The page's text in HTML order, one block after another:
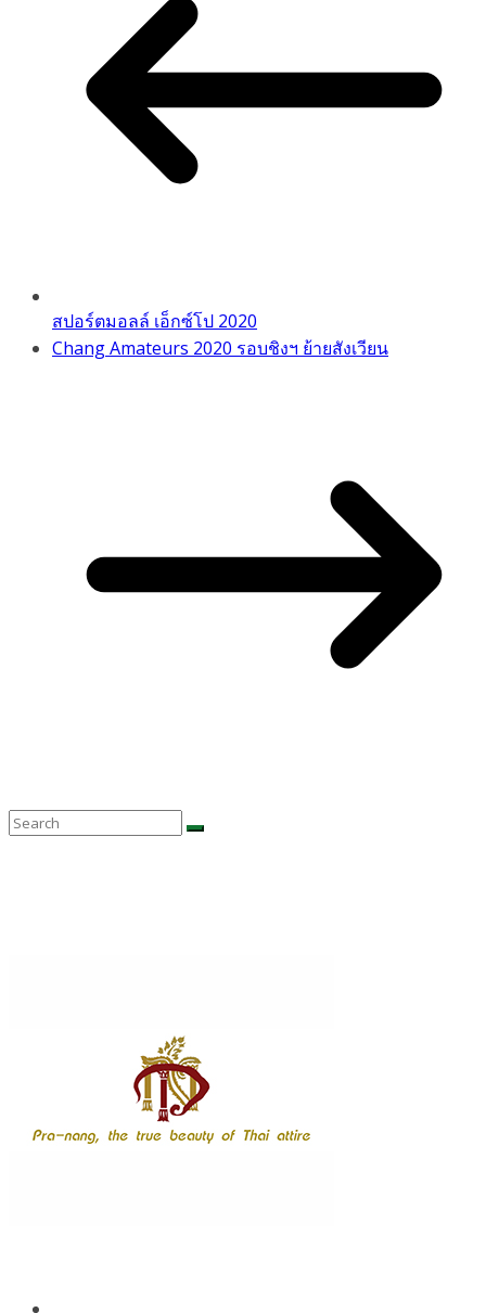
สปอร์ตมอลล์ เอ็กซ์โป 2020
Chang Amateurs 2020 รอบชิงฯ ย้ายสังเวียน